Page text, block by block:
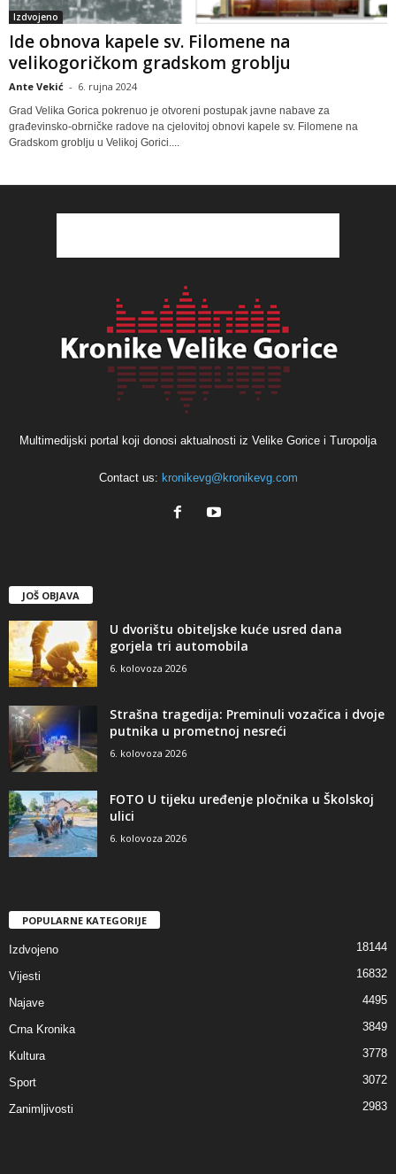
Izdvojeno
Ide obnova kapele sv. Filomene na
velikogoričkom gradskom groblju
Ante Vekić - 6. rujna 2024
Grad Velika Gorica pokrenuo je otvoreni postupak javne nabave za
građevinsko-obrničke radove na cjelovitoj obnovi kapele sv. Filomene na
Gradskom groblju u Velikoj Gorici....
Multimedijski portal koji donosi aktualnosti iz Velike Gorice i Turopolja
Contact us: kronikevg@kronikevg.com
JOŠ OBJAVA
U dvorištu obiteljske kuće usred dana
gorjela tri automobila
6. kolovoza 2026
Strašna tragedija: Preminuli vozačica i dvoje
putnika u prometnoj nesreći
6. kolovoza 2026
FOTO U tijeku uređenje pločnika u Školskoj
ulici
6. kolovoza 2026
POPULARNE KATEGORIJE
Izdvojeno 18144
Vijesti 16832
Najave 4495
Crna Kronika 3849
Kultura 3778
Sport 3072
Zanimljivosti 2983